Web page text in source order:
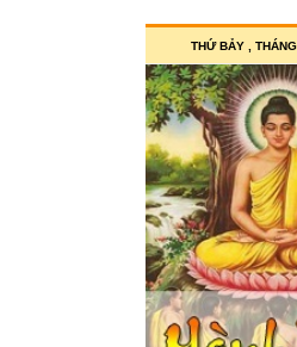
THỨ BẢY ,